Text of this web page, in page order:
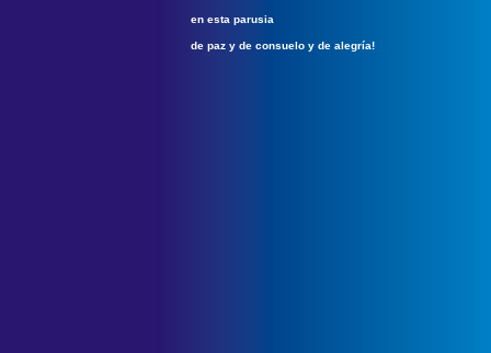
en esta parusia
de paz y de consuelo y de alegría!